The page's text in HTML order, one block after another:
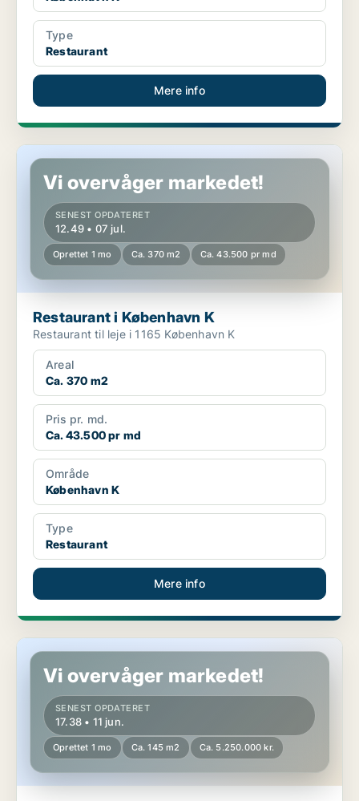
Type
Restaurant
Mere info
Restaurant i København K
Vi overvåger markedet!
SENEST OPDATERET
12.49 • 07 jul.
Oprettet 1 mo Ca. 370 m2 Ca. 43.500 pr md
Restaurant i København K
Restaurant til leje i 1165 København K
Areal
Ca. 370 m2
Pris pr. md.
Ca. 43.500 pr md
Område
København K
Type
Restaurant
Mere info
Hotelejendom i København K
Vi overvåger markedet!
SENEST OPDATERET
17.38 • 11 jun.
Oprettet 1 mo Ca. 145 m2 Ca. 5.250.000 kr.